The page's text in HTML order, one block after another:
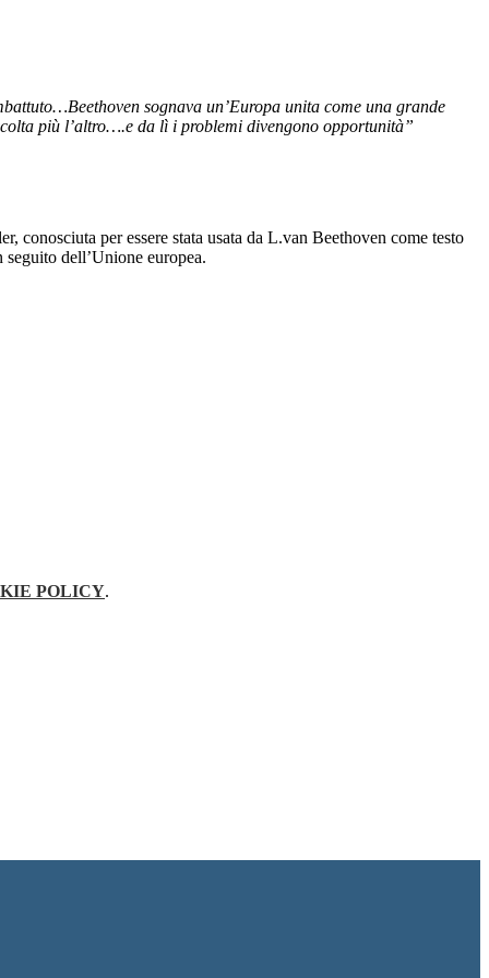
sognava un’Europa unita come una grande
più l’altro….e da lì i problemi divengono opportunità”
conosciuta per essere stata usata da L.van Beethoven come testo
dell’Unione europea.
POLICY.